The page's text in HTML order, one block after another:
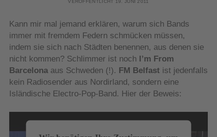
VERÖFFENTLICHT 19. JUNI 2011
Kann mir mal jemand erklären, warum sich Bands
immer mit fremdem Federn schmücken müssen,
indem sie sich nach Städten benennen, aus denen sie
nicht kommen? Schlimmer ist noch I’m From
Barcelonaaus Schweden (!). FM Belfast ist jedenfalls
kein Radiosender aus Nordirland, sondern eine
Isländische Electro-Pop-Band. Hier der Beweis: